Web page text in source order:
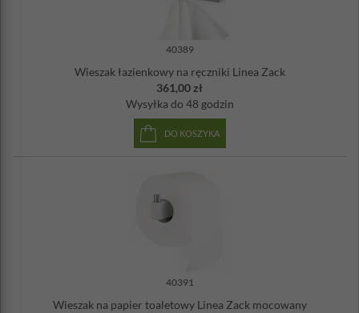
40389
Wieszak łazienkowy na ręczniki Linea Zack
361,00 zł
Wysyłka do 48 godzin
DO KOSZYKA
40391
Wieszak na papier toaletowy Linea Zack mocowany